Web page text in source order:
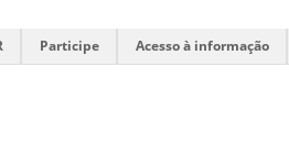
Participe Acesso à informação